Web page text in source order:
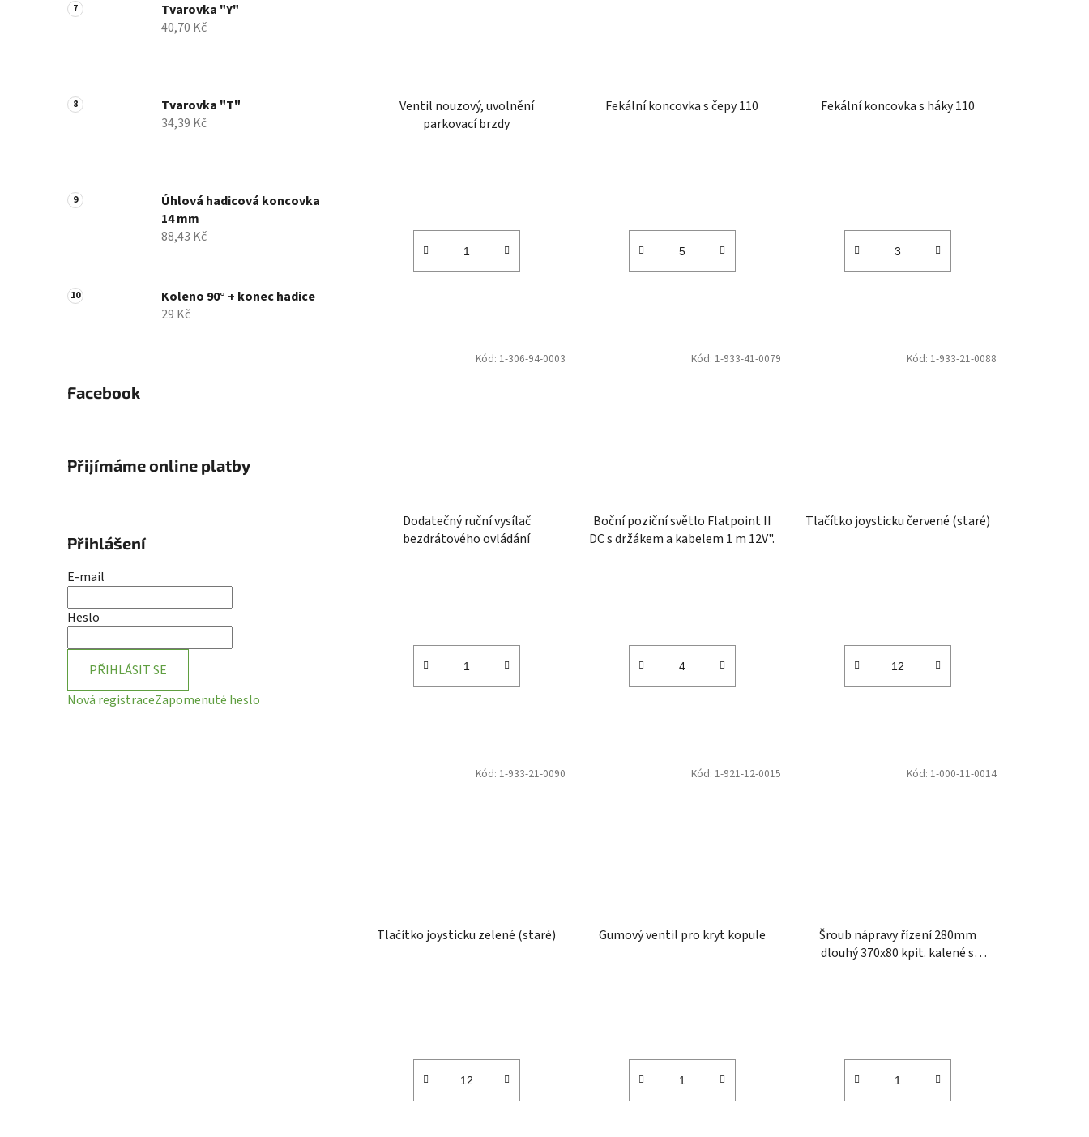
Tvarovka "Y"
40,70 Kč
Tvarovka "T"
34,39 Kč
Úhlová hadicová koncovka
14 mm
88,43 Kč
Koleno 90° + konec hadice
29 Kč
Facebook
Přijímáme online platby
Přihlášení
E-mail
Heslo
PŘIHLÁSIT SE
Nová registraceZapomenuté heslo
Ventil nouzový, uvolnění
parkovací brzdy
Fekální koncovka s čepy 110 Fekální koncovka s háky 110
Dodatečný ruční vysílač
bezdrátového ovládání
Kód: 1-306-94-0003
Boční poziční světlo Flatpoint II
DC s držákem a kabelem 1 m 12V".
Kód: 1-933-41-0079
Tlačítko joysticku červené (staré)
Kód: 1-933-21-0088
Tlačítko joysticku zelené (staré)
Kód: 1-933-21-0090
Gumový ventil pro kryt kopule
Kód: 1-921-12-0015
Šroub nápravy řízení 280mm
dlouhý 370x80 kpit. kalené s
Kód: 1-000-11-0014